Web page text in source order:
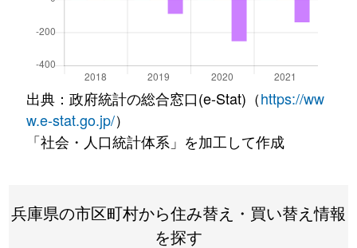
出典：政府統計の総合窓口(e-Stat)（https://ww
w.e-stat.go.jp/）
「社会・人口統計体系」を加工して作成
兵庫県の市区町村から住み替え・買い替え情報
を探す